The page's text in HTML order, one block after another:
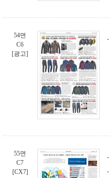
54면
C6
[광고]
55면
C7
[CX7]